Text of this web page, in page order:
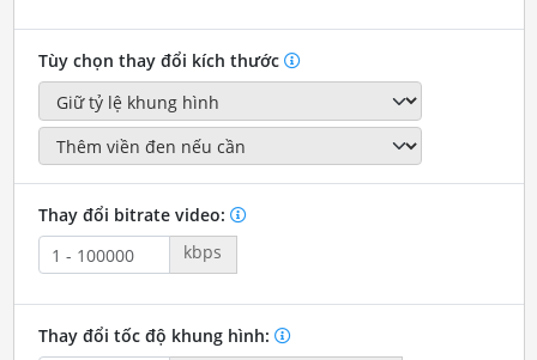
Tùy chọn thay đổi kích thước
Thay đổi bitrate video:
kbps
Thay đổi tốc độ khung hình: